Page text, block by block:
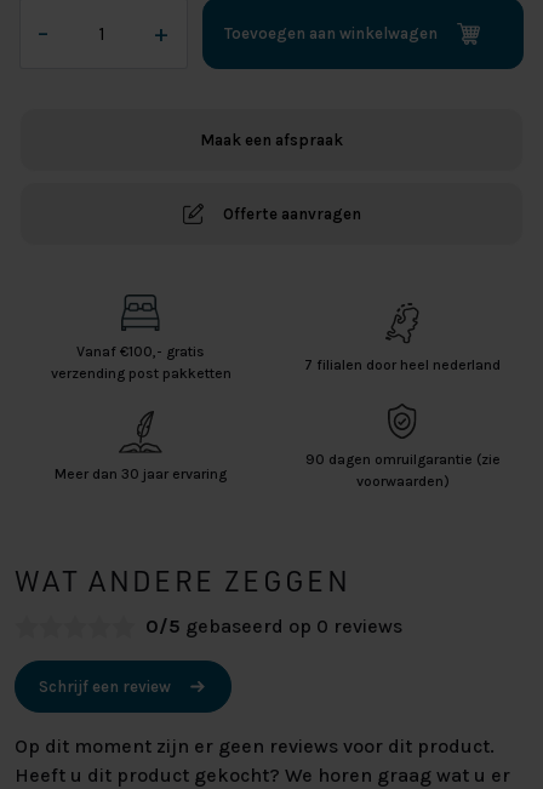
–
(Soda)
+ Toevoegen aan winkelwagen
Maak een afspraak
Offerte aanvragen
Vanaf €100,- gratis
verzending post pakketten
7 filialen door heel nederland
Meer dan 30 jaar ervaring
90 dagen omruilgarantie (zie
voorwaarden)
WAT ANDERE ZEGGEN
0/5 gebaseerd op 0 reviews
Schrijf een review
Op dit moment zijn er geen reviews voor dit product.
Heeft u dit product gekocht? We horen graag wat u er